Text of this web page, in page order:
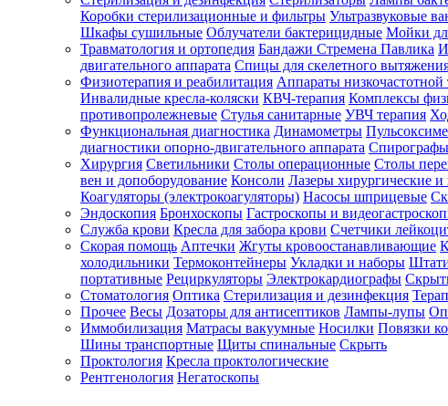
Зарегистрироваться
Зачем
регистрироваться?
Все
покупки
в
одном
месте
Личный
менеджер
Отслеживание
статуса
заказа
Коробки стерилизационные и фильтры Ультразвуковые
Шкафы сушильные Облучатели бактерицидные Мойки
Травматология и ортопедия Бандажи Стремена Павлика
двигательного аппарата Спицы для скелетного
Физиотерапия и реабилитация Аппараты низкочастотной
Инвалидные кресла-коляски КВЧ-терапия Комплексы
противопролежневые Стулья санитарные УВЧ терапия
Функциональная диагностика Динамометры
диагностики опорно-двигательного аппарата Спирографы
Хирургия Светильники Столы операционные Столы
вен и допоборудование Консоли Лазеры хирургические
Коагуляторы (электрокоагуляторы) Насосы шприцевые
Эндоскопия Бронхоскопы Гастроскопы и
Служба крови Кресла для забора крови Счетчики
Скорая помощь Аптечки Жгуты кровоостанавливающие
холодильники Термоконтейнеры Укладки и наборы
портативные Рециркуляторы Электрокардиографы
Стоматология Оптика Стерилизация и дезинфекция
Прочее Весы Дозаторы для антисептиков Лампы-лупы
Иммобилизация Матрасы вакуумные Носилки Повязки
Шины транспортные Щиты спинальные Скрыть
Проктология Кресла проктологические
Рентгенология Негатоскопы